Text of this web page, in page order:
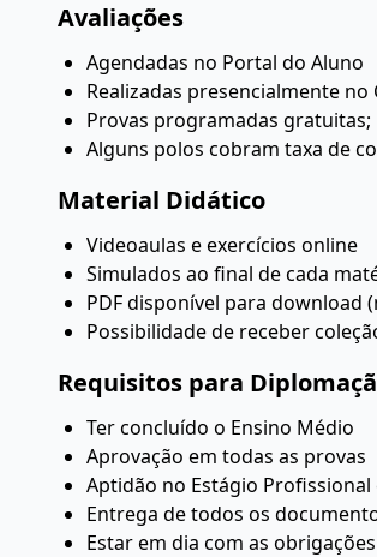
Avaliações
Agendadas no Portal do Aluno
Realizadas presencialmente no
Provas programadas
Alguns polos cobram taxa de
Material Didático
Videoaulas e exercícios online
Simulados ao final de cada
PDF disponível para download
Possibilidade de receber
Requisitos para
Ter concluído o Ensino Médio
Aprovação em todas as provas
Aptidão no Estágio
Entrega de todos os
Estar em dia com as